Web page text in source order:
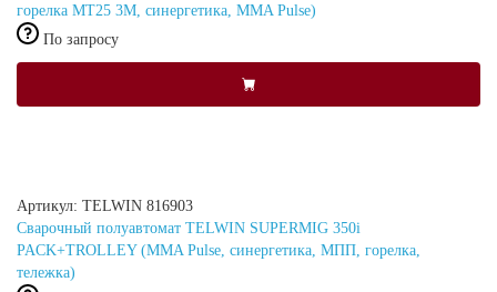
горелка MT25 3M, синергетика, MMA Pulse)
По запросу
Артикул: TELWIN 816903
Сварочный полуавтомат TELWIN SUPERMIG 350i
PACK+TROLLEY (MMA Pulse, синергетика, МПП, горелка,
тележка)